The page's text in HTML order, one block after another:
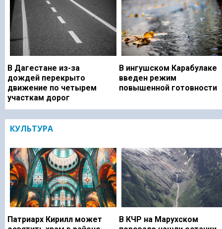
В Дагестане из-за
дождей перекрыто
движение по четырем
участкам дорог
В ингушском Карабулаке
введен режим
повышенной готовности
КУЛЬТУРА
Патриарх Кирилл может
В КЧР на Марухском